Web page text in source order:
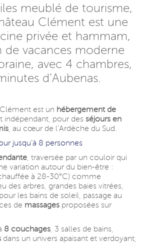
meublé de tourisme,
Clément est une
privée et hammam,
de vacances moderne
avec 4 chambres,
d’Aubenas.
est un hébergement de
indépendant, pour des séjours en
, au cœur de l’Ardèche du Sud.
jusqu’à 8 personnes
, traversée par un couloir qui
variation autour du bien-être :
à 28-30°C) comme
des arbres, grandes baies vitrées,
pour les bains de soleil, passage au
de massages proposées sur
8 couchages , 3 salles de bains,
dans un univers apaisant et verdoyant,